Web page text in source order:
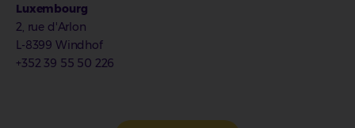
Luxembourg
2, rue d'Arlon
L-8399 Windhof
+352 39 55 50 226